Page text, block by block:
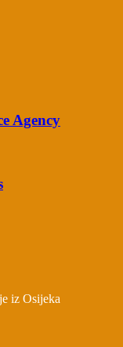
Agency
iz Osijeka